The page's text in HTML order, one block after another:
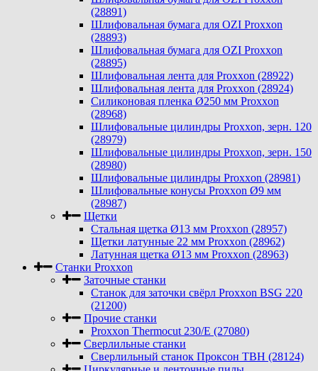
(28891)
Шлифовальная бумага для OZI Proxxon
(28893)
Шлифовальная бумага для OZI Proxxon
(28895)
Шлифовальная лента для Proxxon (28922)
Шлифовальная лента для Proxxon (28924)
Силиконовая пленка Ø250 мм Proxxon
(28968)
Шлифовальные цилиндры Proxxon, зерн. 120
(28979)
Шлифовальные цилиндры Proxxon, зерн. 150
(28980)
Шлифовальные цилиндры Proxxon (28981)
Шлифовальные конусы Proxxon Ø9 мм
(28987)
Щетки
Стальная щетка Ø13 мм Proxxon (28957)
Щетки латунные 22 мм Proxxon (28962)
Латунная щетка Ø13 мм Proxxon (28963)
Станки Proxxon
Заточные станки
Станок для заточки свёрл Proxxon BSG 220
(21200)
Прочие станки
Proxxon Thermocut 230/E (27080)
Сверлильные станки
Сверлильный станок Проксон TBH (28124)